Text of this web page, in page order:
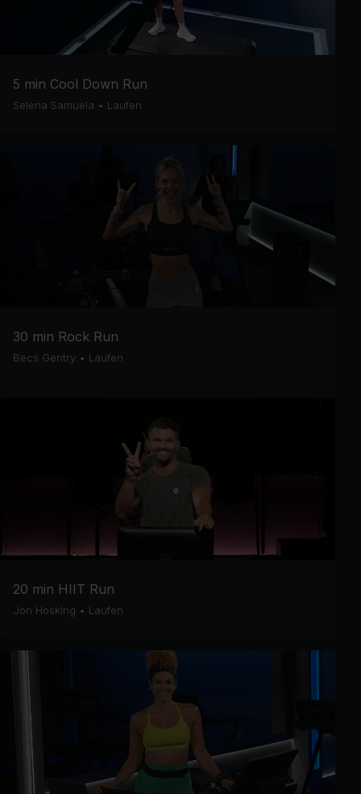
5 min Cool Down Run
Selena Samuela • Laufen
30 min Rock Run
Becs Gentry • Laufen
20 min HIIT Run
Jon Hosking • Laufen